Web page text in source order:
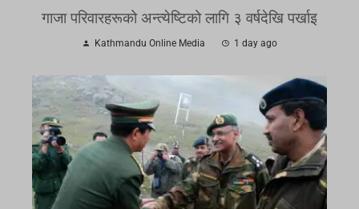
गाजा परिवारहरूको अन्त्येष्टिको लागि ३ वर्षदेखि पर्खाइ
Kathmandu Online Media 1 day ago